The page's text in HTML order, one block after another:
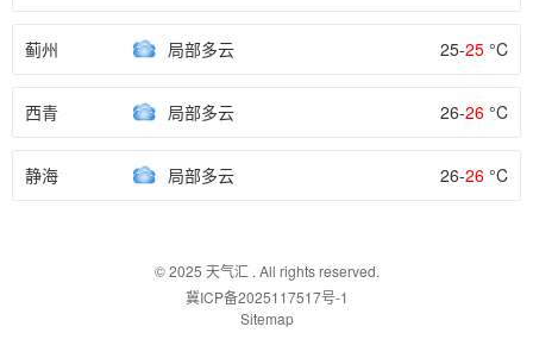
蓟州 局部多云 25-25 °C
西青 局部多云 26-26 °C
静海 局部多云 26-26 °C
© 2025 天气汇. All rights reserved.
冀ICP备2025117517号-1
Sitemap